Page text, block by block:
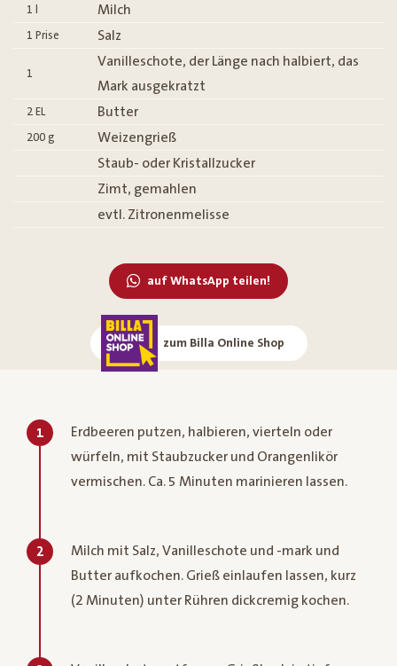
1 Milch
1 Prise Salz
1
Vanilleschote, der Länge nach halbiert, das
Mark ausgekratzt
2 EL Butter
200 g
Weizengrieß
Staub- oder Kristallzucker
Zimt, gemahlen
evtl. Zitronenmelisse
auf WhatsApp teilen!
zum Billa Online Shop
1
Erdbeeren putzen, halbieren, vierteln oder
würfeln, mit Staubzucker und Orangenlikör
vermischen. Ca. 5 Minuten marinieren lassen.
2
Milch mit Salz, Vanilleschote und -mark und
Butter aufkochen. Grieß einlaufen lassen, kurz
(2 Minuten) unter Rühren dickcremig kochen.